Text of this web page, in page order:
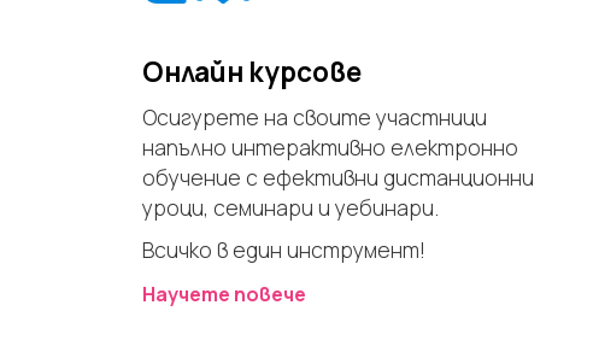
Онлайн курсове
Осигурете на своите участници
напълно интерактивно електронно
обучение с ефективни дистанционни
уроци, семинари и уебинари.
Всичко в един инструмент!
Научете повече